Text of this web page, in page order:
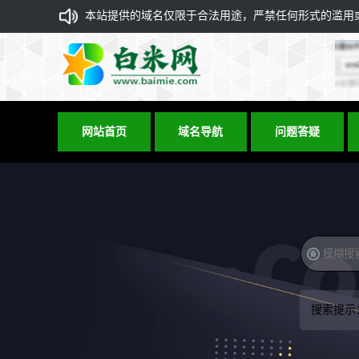
本站提供的域名仅限于合法用途，严禁任何形式的滥
网站首页 域名导航 问题答疑
搜索提示